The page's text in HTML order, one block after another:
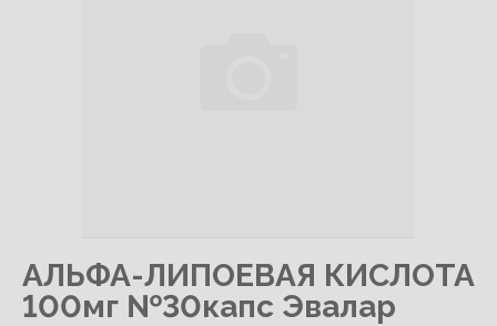
АЛЬФА-ЛИПОЕВАЯ КИСЛОТА
100мг №30капс Эвалар